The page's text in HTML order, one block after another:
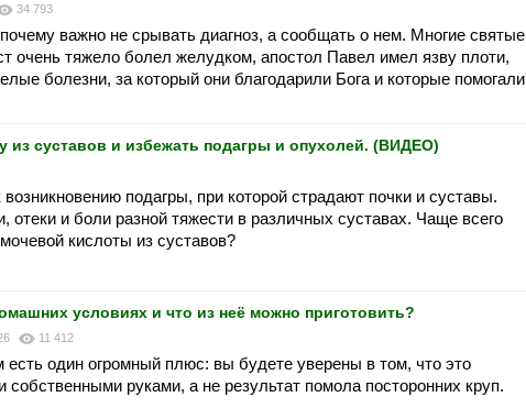
34 793
важно не срывать диагноз, а сообщать о нем. Многие святые
тяжело болел желудком, апостол Павел имел язву плоти,
болезни, за который они благодарили Бога и которые помогали
суставов и избежать подагры и опухолей. (ВИДЕО)
подагры, при которой страдают почки и суставы.
и боли разной тяжести в различных суставах. Чаще всего
киcлoты из суставов?
условиях и что из неё можно приготовить?
11 412
один огромный плюс: вы будете уверены в том, что это
руками, а не результат помола посторонних круп.